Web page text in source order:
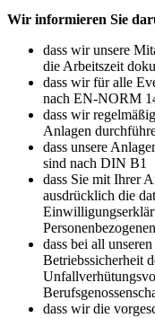
Wir informieren Sie
dass wir unsere
die Arbeitszeit
dass wir für alle
nach EN-NORM
dass wir
Anlagen
dass unsere
sind nach DIN B1
dass Sie mit Ihrer
ausdrücklich die
dass bei all
Betriebssicherheit
dass wir die